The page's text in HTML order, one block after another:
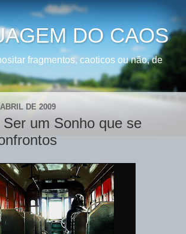
DO CAOS
fragmentos, caoticos ou não, de
DE 2009
um Sonho que se